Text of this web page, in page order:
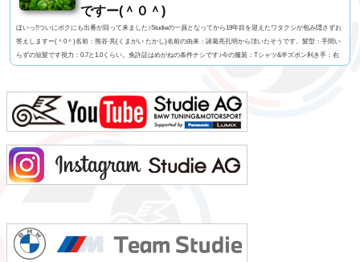
ですー(＾０＾)
ほいっ!!ついにボクにも出番が回って来ました♪Studieの一員となってから19年目を迎えたワタクシが包み隠さずお
答えしますー(＾0＾)名前：熊谷 亮(くまがい たかし)名前の由来：諸葛亮孔明から頂いたそうです。髪型：手間い
らずの短髪です視力：0.7と1.0くらい。免許証はめがねの条件ナシです♪今の服装：Tシャツ&半ズボン利き手：右